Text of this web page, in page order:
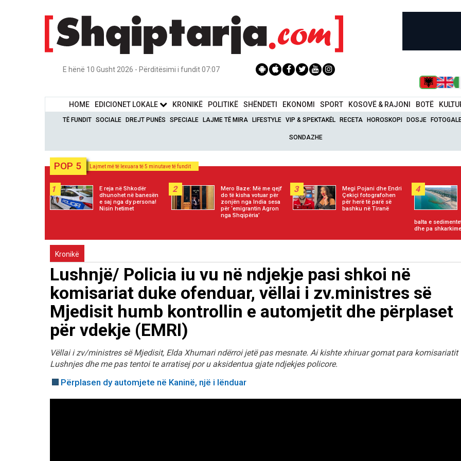
E hënë 10 Gusht 2026 - Përditësimi i fundit 07:07
HOME EDICIONET LOKALE KRONIKË POLITIKË SHËNDETI EKONOMI SPORT KOSOVË & RAJONI BOTË
TË FUNDIT SOCIALE DREJT PUNËS SPECIALE LAJME TË MIRA LIFESTYLE VIP & SPEKTAKËL RECETA HOROSKOPI DOSJE
SONDAZHE
POP 5 Lajmet më të lexuara të 5 minutave të fundit
1
E reja në Shkodër
dhunohet në banesën
e saj nga dy persona!
Nisin hetimet
2
Mero Baze: Më me qejf
do të kisha votuar për
zonjën nga India sesa
për ‘emigrantin Agron
nga Shqipëria’
3
Megi Pojani dhe Endri
Çekiçi fotografohen
për herë të parë së
bashku në Tiranë
4
balta e
dhe pa
Kronikë
Lushnjë/ Policia iu vu në ndjekje pasi shkoi në
komisariat duke ofenduar, vëllai i zv.ministres së
Mjedisit humb kontrollin e automjetit dhe përplaset
për vdekje (EMRI)
Vëllai i zv/ministres së Mjedisit, Elda Xhumari ndërroi jetë pas mesnate. Ai kishte xhiruar gomat para komisariatit
Lushnjes dhe me pas tentoi te arratisej por u aksidentua gjate ndjekjes policore.
Përplasen dy automjete në Kaninë, një i lënduar